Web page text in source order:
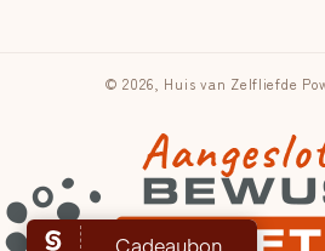
© 2026, Huis van Zelfliefde